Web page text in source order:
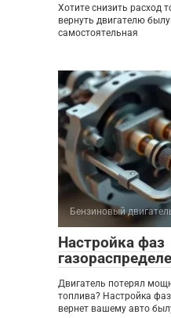
Хотите снизить расход
вернуть двигателю
самостоятельная
Бензиновый
Настройка фаз
Двигатель потерял
топлива? Настройка
вернет вашему авто